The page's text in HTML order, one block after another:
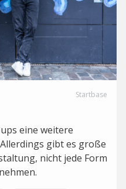
Startbase
eine weitere
gibt es große
nicht jede Form